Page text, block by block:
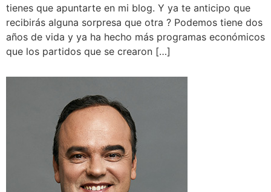
tienes que apuntarte en mi blog. Y ya te anticipo que
recibirás alguna sorpresa que otra ? Podemos tiene dos
años de vida y ya ha hecho más programas económicos
que los partidos que se crearon […]